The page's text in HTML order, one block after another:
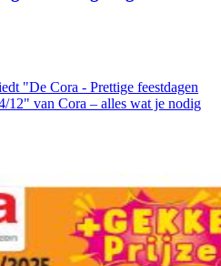
"De Cora - Prettige feestdagen
12" van Cora – alles wat je nodig